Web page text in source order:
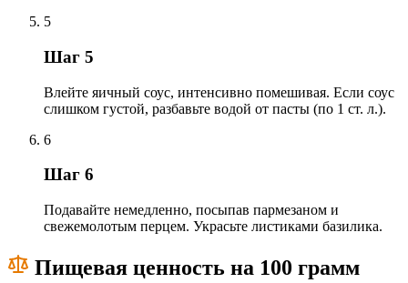
5
Шаг 5
Влейте яичный соус, интенсивно помешивая. Если соус
слишком густой, разбавьте водой от пасты (по 1 ст. л.).
6
Шаг 6
Подавайте немедленно, посыпав пармезаном и
свежемолотым перцем. Украсьте листиками базилика.
Пищевая ценность на 100 грамм